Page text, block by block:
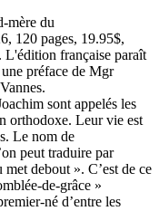
mère du
120 pages, 19.95$,
L'édition française paraît
préface de Mgr
sont appelés les
orthodoxe. Leur vie est
Le nom de
peut traduire par
debout ». C’est de ce
de-grâce »
né d’entre les